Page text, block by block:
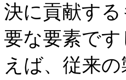
決に貢献す
要な要素で
えば、従来